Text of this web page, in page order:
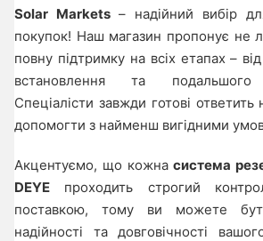
Solar Markets– надійний вибір
покупок! Наш магазин пропонує не
повну підтримку на всіх етапах –
встановлення та подальшого
Спеціалісти завжди готові
допомогти з найменш вигідними
Акцентуємо, що кожнасистема
DEYE проходить строгий
поставкою, тому ви можете
надійності та довговічності